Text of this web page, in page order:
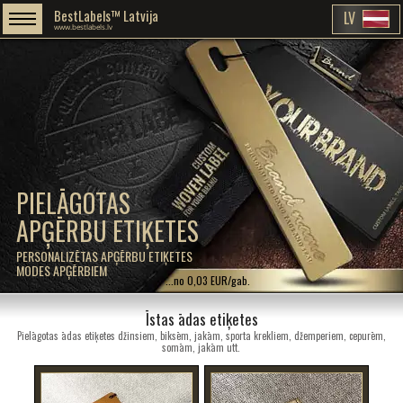
PIELĀGOTAS
APĢĒRBU ETIĶETES
PERSONALIZĒTAS APĢĒRBU ETIĶETES
MODES APĢĒRBIEM
BestLabels™ Latvija
www.bestlabels.lv LV
...no 0,03 EUR/gab.
Īstas ādas etiķetes
Pielāgotas ādas etiķetes džinsiem, biksēm, jakām, sporta krekliem, džemperiem, cepurēm,
somām, jakām utt.